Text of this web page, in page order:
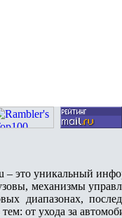
это уникальный
механизмы
диапазонах,
от ухода за